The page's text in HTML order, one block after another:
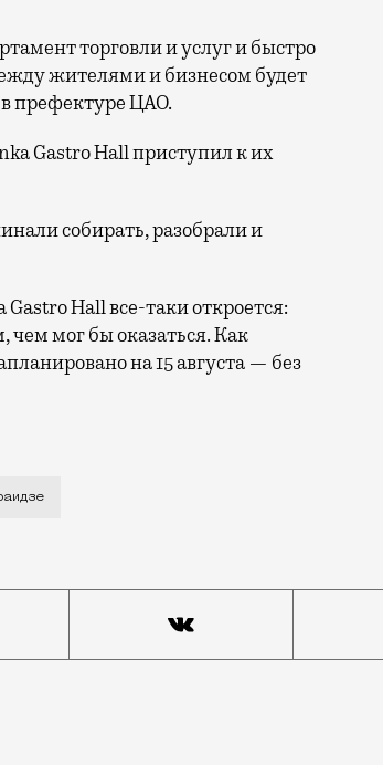
торговли и услуг и быстро
жителями и бизнесом будет
префектуре ЦАО.
Gastro Hall приступил к их
собирать, разобрали и
Hall все-таки откроется:
чем мог бы оказаться. Как
на 15 августа — без
любителей веранд и их